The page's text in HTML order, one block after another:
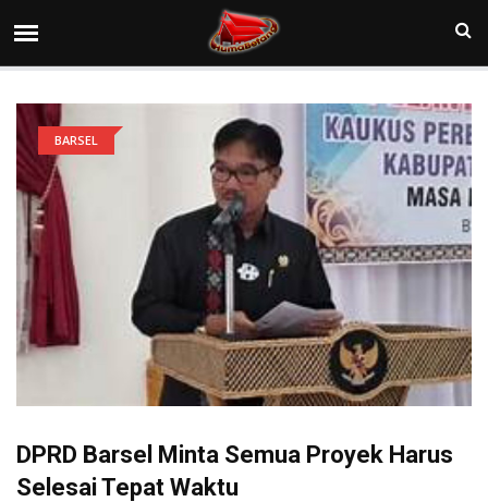
BARSEL
DPRD Barsel Minta Semua Proyek Harus
Selesai Tepat Waktu